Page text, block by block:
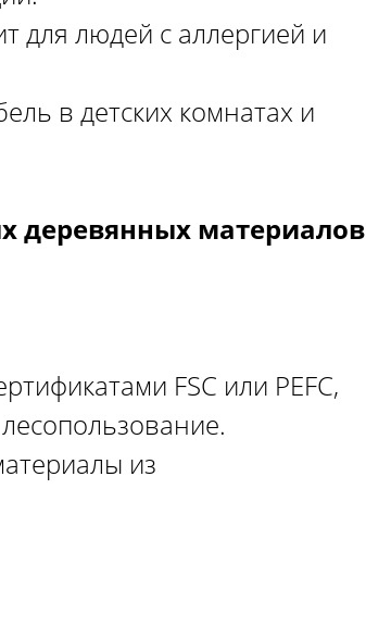
для людей с аллергией и
в детских комнатах и
деревянных материалов
FSC или PEFC,
из